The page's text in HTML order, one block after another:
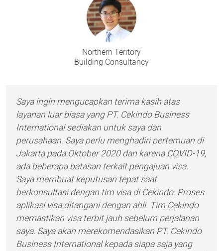
Northern Teritory
Building Consultancy
Saya ingin mengucapkan terima kasih atas
layanan luar biasa yang PT. Cekindo Business
International sediakan untuk saya dan
perusahaan. Saya perlu menghadiri pertemuan di
Jakarta pada Oktober 2020 dan karena COVID-19,
ada beberapa batasan terkait pengajuan visa.
Saya membuat keputusan tepat saat
berkonsultasi dengan tim visa di Cekindo. Proses
aplikasi visa ditangani dengan ahli. Tim Cekindo
memastikan visa terbit jauh sebelum perjalanan
saya. Saya akan merekomendasikan PT. Cekindo
Business International kepada siapa saja yang